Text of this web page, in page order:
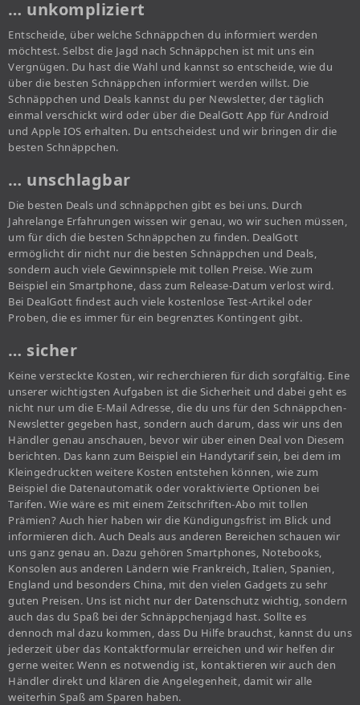
… unkompliziert
Entscheide, über welche Schnäppchen du informiert werden
möchtest. Selbst die Jagd nach Schnäppchen ist mit uns ein
Vergnügen. Du hast die Wahl und kannst so entscheide, wie du
über die besten Schnäppchen informiert werden willst. Die
Schnäppchen und Deals kannst du per Newsletter, der täglich
einmal verschickt wird oder über die DealGott App für Android
und Apple IOS erhalten. Du entscheidest und wir bringen dir die
besten Schnäppchen.
… unschlagbar
Die besten Deals und schnäppchen gibt es bei uns. Durch
Jahrelange Erfahrungen wissen wir genau, wo wir suchen müssen,
um für dich die besten Schnäppchen zu finden. DealGott
ermöglicht dir nicht nur die besten Schnäppchen und Deals,
sondern auch viele Gewinnspiele mit tollen Preise. Wie zum
Beispiel ein Smartphone, dass zum Release-Datum verlost wird.
Bei DealGott findest auch viele kostenlose Test-Artikel oder
Proben, die es immer für ein begrenztes Kontingent gibt.
… sicher
Keine versteckte Kosten, wir recherchieren für dich sorgfältig. Eine
unserer wichtigsten Aufgaben ist die Sicherheit und dabei geht es
nicht nur um die E-Mail Adresse, die du uns für den Schnäppchen-
Newsletter gegeben hast, sondern auch darum, dass wir uns den
Händler genau anschauen, bevor wir über einen Deal von Diesem
berichten. Das kann zum Beispiel ein Handytarif sein, bei dem im
Kleingedruckten weitere Kosten entstehen können, wie zum
Beispiel die Datenautomatik oder voraktivierte Optionen bei
Tarifen. Wie wäre es mit einem Zeitschriften-Abo mit tollen
Prämien? Auch hier haben wir die Kündigungsfrist im Blick und
informieren dich. Auch Deals aus anderen Bereichen schauen wir
uns ganz genau an. Dazu gehören Smartphones, Notebooks,
Konsolen aus anderen Ländern wie Frankreich, Italien, Spanien,
England und besonders China, mit den vielen Gadgets zu sehr
guten Preisen. Uns ist nicht nur der Datenschutz wichtig, sondern
auch das du Spaß bei der Schnäppchenjagd hast. Sollte es
dennoch mal dazu kommen, dass Du Hilfe brauchst, kannst du uns
jederzeit über das Kontaktformular erreichen und wir helfen dir
gerne weiter. Wenn es notwendig ist, kontaktieren wir auch den
Händler direkt und klären die Angelegenheit, damit wir alle
weiterhin Spaß am Sparen haben.